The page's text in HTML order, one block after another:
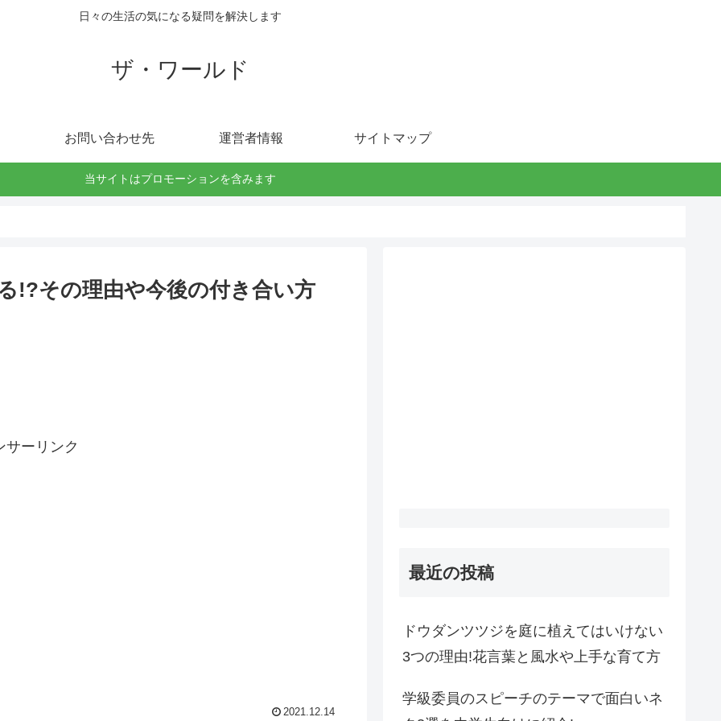
日々の生活の気になる疑問を解決します
ザ・ワールド
お問い合わせ先 運営者情報 サイトマップ
当サイトはプロモーションを含みます
!?その理由や今後の付き合い方
サーリンク
2021.12.14
最近の投稿
ドウダンツツジを庭に植えてはいけない
3つの理由!花言葉と風水や上手な育て方
学級委員のスピーチのテーマで面白いネ